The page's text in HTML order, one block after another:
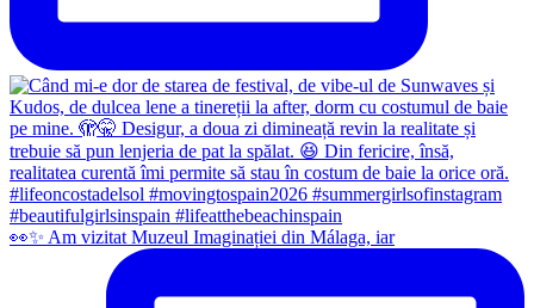
👀✨️ Am vizitat Muzeul Imaginației din Málaga, iar